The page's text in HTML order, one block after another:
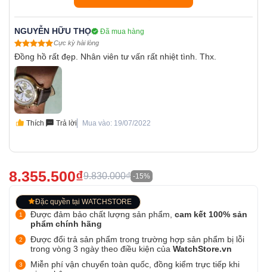
NGUYỄN HỮU THỌ Đã mua hàng
Cực kỳ hài lòng
Đồng hồ rất đẹp. Nhân viên tư vấn rất nhiệt tình. Thx.
Thích Trả lời Mua vào: 19/07/2022
8.355.500₫9.830.000₫ -15%
Đặc quyền tại WATCHSTORE
Được đảm bảo chất lượng sản phẩm, cam kết 100% sản
phẩm chính hãng
Được đổi trả sản phẩm trong trường hợp sản phẩm bị lỗi
trong vòng 3 ngày theo điều kiện của WatchStore.vn
Miễn phí vận chuyển toàn quốc, đồng kiểm trực tiếp khi